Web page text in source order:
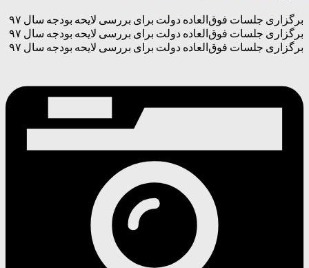
برگزاری جلسات فوق‌العاده دولت برای بررسی لایحه بودجه سال ۹۷
برگزاری جلسات فوق‌العاده دولت برای بررسی لایحه بودجه سال ۹۷
برگزاری جلسات فوق‌العاده دولت برای بررسی لایحه بودجه سال ۹۷